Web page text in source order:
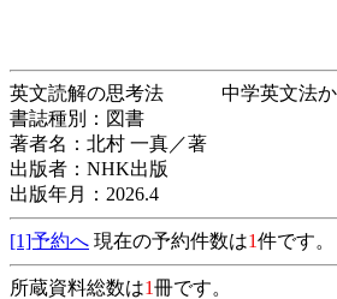
英文読解の思考法 中学英
書誌種別：図書
著者名：北村 一真／著
出版者：NHK出版
出版年月：2026.4
[1]予約へ 現在の予約件数は1件です。
所蔵資料総数は1冊です。